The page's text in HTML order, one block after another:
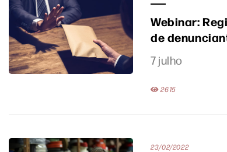
Webinar:
de
7 julho
2615
23/02/2022